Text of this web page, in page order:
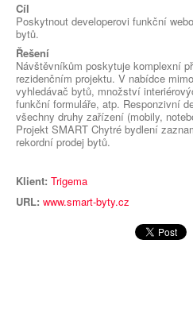
Cíl
Poskytnout developerovi funkční
bytů.
Řešení
Návštěvníkům poskytuje komplexní
rezidenčním projektu. V nabídce
vyhledávač bytů, množství
funkční formuláře, atp. Responzivní
všechny druhy zařízení (mobily,
Projekt SMART Chytré bydlení
rekordní prodej bytů.
Klient: Trigema
URL: www.smart-byty.cz